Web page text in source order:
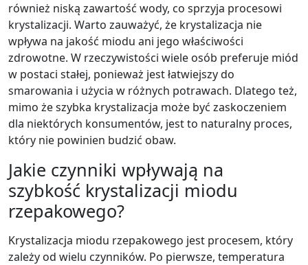
również niską zawartość wody, co sprzyja procesowi
krystalizacji. Warto zauważyć, że krystalizacja nie
wpływa na jakość miodu ani jego właściwości
zdrowotne. W rzeczywistości wiele osób preferuje miód
w postaci stałej, ponieważ jest łatwiejszy do
smarowania i użycia w różnych potrawach. Dlatego też,
mimo że szybka krystalizacja może być zaskoczeniem
dla niektórych konsumentów, jest to naturalny proces,
który nie powinien budzić obaw.
Jakie czynniki wpływają na
szybkość krystalizacji miodu
rzepakowego?
Krystalizacja miodu rzepakowego jest procesem, który
zależy od wielu czynników. Po pierwsze, temperatura